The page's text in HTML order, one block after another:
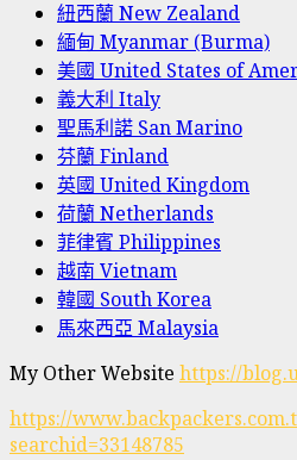
紐西蘭 New Zealand
緬甸 Myanmar (Burma)
美國 United States of
義大利 Italy
聖馬利諾 San Marino
芬蘭 Finland
英國 United Kingdom
荷蘭 Netherlands
菲律賓 Philippines
越南 Vietnam
韓國 South Korea
馬來西亞 Malaysia
My Other Website https://
https://
searchid=33148785